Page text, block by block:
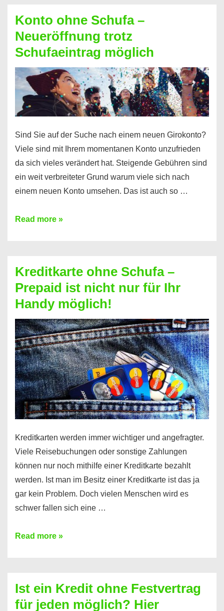
Sie
einen
Kredit
ohne
Einkommensnachweis
Konto ohne Schufa –
Neueröffnung trotz
Schufaeintrag möglich
Sind Sie auf der Suche nach einem neuen Girokonto?
Viele sind mit Ihrem momentanen Konto unzufrieden
da sich vieles verändert hat. Steigende Gebühren sind
ein weit verbreiteter Grund warum viele sich nach
einem neuen Konto umsehen. Das ist auch so …
Konto
Neueröffnung
trotz
Schufaeintrag
möglich
Read more »
Kreditkarte ohne Schufa –
Prepaid ist nicht nur für Ihr
Handy möglich!
Kreditkarten werden immer wichtiger und angefragter.
Viele Reisebuchungen oder sonstige Zahlungen
können nur noch mithilfe einer Kreditkarte bezahlt
werden. Ist man im Besitz einer Kreditkarte ist das ja
gar kein Problem. Doch vielen Menschen wird es
schwer fallen sich eine …
Kreditkarte
Prepaid
ist
Read more »
Ist ein Kredit ohne Festvertrag
für jeden möglich? Hier